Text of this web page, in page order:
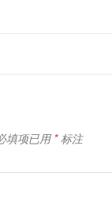
填项已用*标注